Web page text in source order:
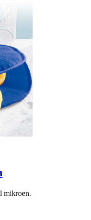
mikroen.